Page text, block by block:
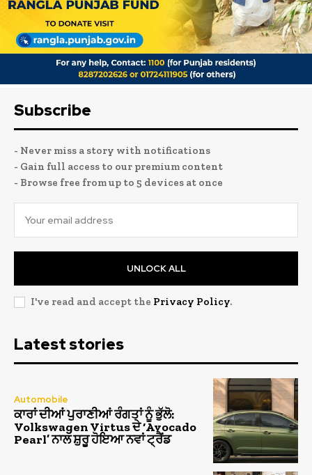
Subscribe
- Never miss a story with notifications
- Gain full access to our premium content
- Browse free from up to 5 devices at once
UNLOCK ALL
I've read and accept the Privacy Policy.
Latest stories
Automobile
ਕਾਰਾਂ ਦੀਆਂ ਪੁਰਾਣੀਆਂ ਰੰਗਤਾਂ ਨੂੰ ਭੁੱਲੋ:
Volkswagen Virtus ਦੇ ‘Avocado
Pearl’ ਨਾਲ ਸ਼ੁਰੂ ਹੋਇਆ ਨਵਾਂ ਟ੍ਰੈਂਡ